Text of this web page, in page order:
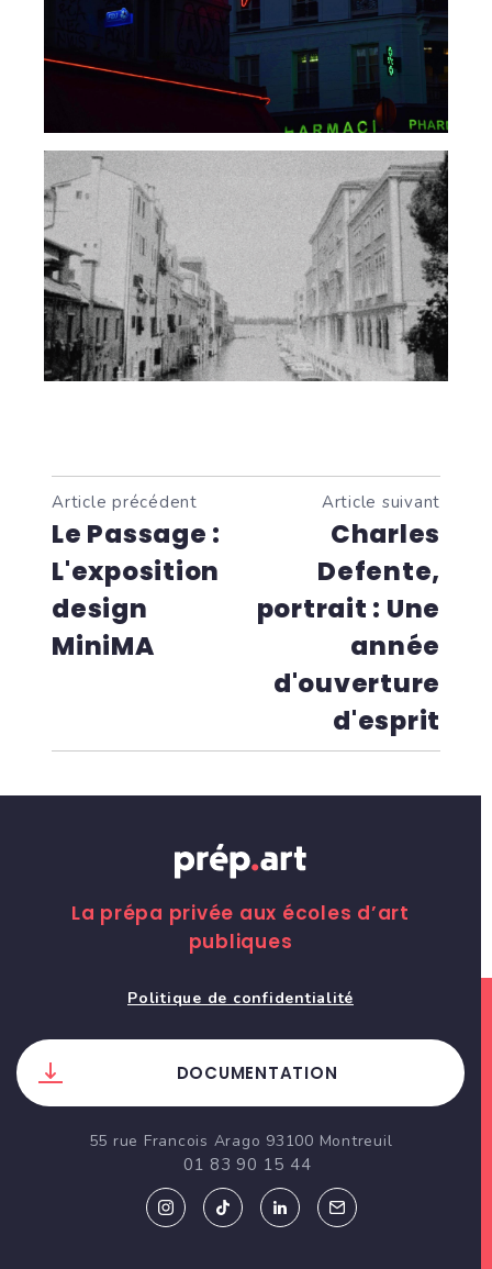
Article précédent
Le Passage :
L'exposition
design
MiniMA
Article suivant
Charles
Defente,
portrait : Une
année
d'ouverture
d'esprit
La prépa privée aux écoles d’art
publiques
Politique de confidentialité
DOCUMENTATION
55 rue Francois Arago 93100 Montreuil
01 83 90 15 44